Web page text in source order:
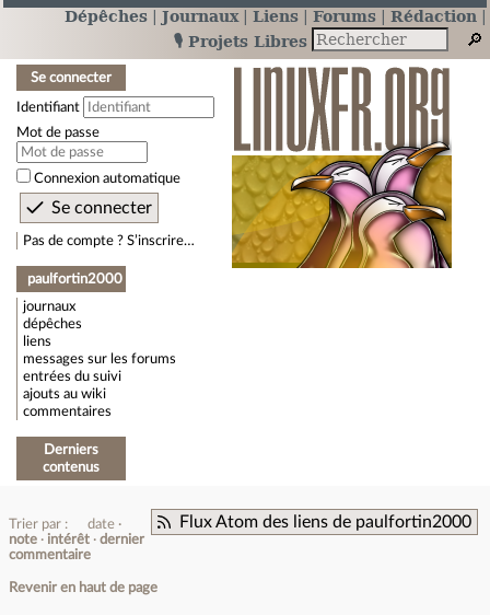
Dépêches Journaux Liens Forums
Rédaction
🎙️ Projets Libres
Se connecter
Identifiant
Mot de passe
Connexion automatique
Pas de compte ? S’inscrire…
paulfortin2000
journaux
dépêches
liens
messages sur les forums
entrées du suivi
ajouts au wiki
commentaires
Derniers
contenus
Flux Atom des liens de paulfortin2000
Trier par :
date
note
intérêt
dernier
commentaire
Revenir en haut de page